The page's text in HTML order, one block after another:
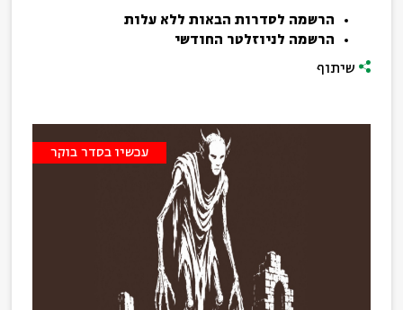
הרשמה לסדרות הבאות ללא עלות
הרשמה לניוזלטר החודשי
שיתוף
עכשיו בסדר בוקר